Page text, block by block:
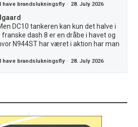
have brandslukningsfly · 28. July 2026
DC10 tankeren kan kun det halve i
franske dash 8 er en dråbe i havet og
N944ST har været i aktion har man
have brandslukningsfly · 28. July 2026